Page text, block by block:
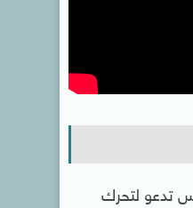
تدعو لتحرك